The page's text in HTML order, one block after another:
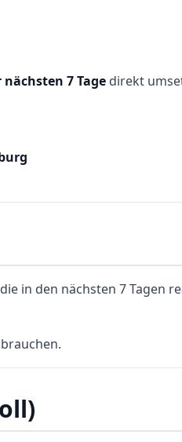
7 Tage direkt
in den nächsten 7 Tagen